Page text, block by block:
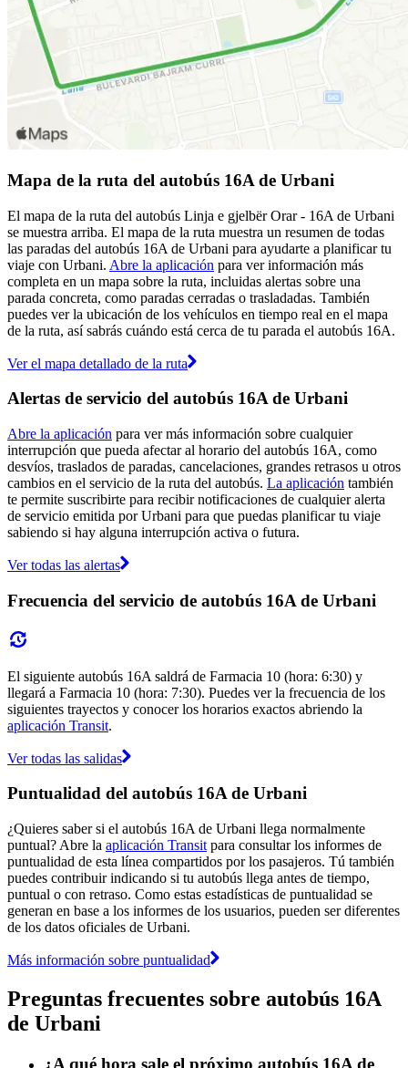
Mapa de la ruta del autobús 16A de Urbani
El mapa de la ruta del autobús Linja e gjelbër Orar - 16A de Urbani
se muestra arriba. El mapa de la ruta muestra un resumen de todas
las paradas del autobús 16A de Urbani para ayudarte a planificar tu
viaje con Urbani. Abre la aplicación para ver información más
completa en un mapa sobre la ruta, incluidas alertas sobre una
parada concreta, como paradas cerradas o trasladadas. También
puedes ver la ubicación de los vehículos en tiempo real en el mapa
de la ruta, así sabrás cuándo está cerca de tu parada el autobús 16A.
Ver el mapa detallado de la ruta
Alertas de servicio del autobús 16A de Urbani
Abre la aplicación para ver más información sobre cualquier
interrupción que pueda afectar al horario del autobús 16A, como
desvíos, traslados de paradas, cancelaciones, grandes retrasos u otros
cambios en el servicio de la ruta del autobús. La aplicación también
te permite suscribirte para recibir notificaciones de cualquier alerta
de servicio emitida por Urbani para que puedas planificar tu viaje
sabiendo si hay alguna interrupción activa o futura.
Ver todas las alertas
Frecuencia del servicio de autobús 16A de Urbani
El siguiente autobús 16A saldrá de Farmacia 10 (hora: 6:30) y
llegará a Farmacia 10 (hora: 7:30). Puedes ver la frecuencia de los
siguientes trayectos y conocer los horarios exactos abriendo la
aplicación Transit.
Ver todas las salidas
Puntualidad del autobús 16A de Urbani
¿Quieres saber si el autobús 16A de Urbani llega normalmente
puntual? Abre la aplicación Transit para consultar los informes de
puntualidad de esta línea compartidos por los pasajeros. Tú también
puedes contribuir indicando si tu autobús llega antes de tiempo,
puntual o con retraso. Como estas estadísticas de puntualidad se
generan en base a los informes de los usuarios, pueden ser diferentes
de los datos oficiales de Urbani.
Más información sobre puntualidad
Preguntas frecuentes sobre autobús 16A
de Urbani
¿A qué hora sale el próximo autobús 16A de